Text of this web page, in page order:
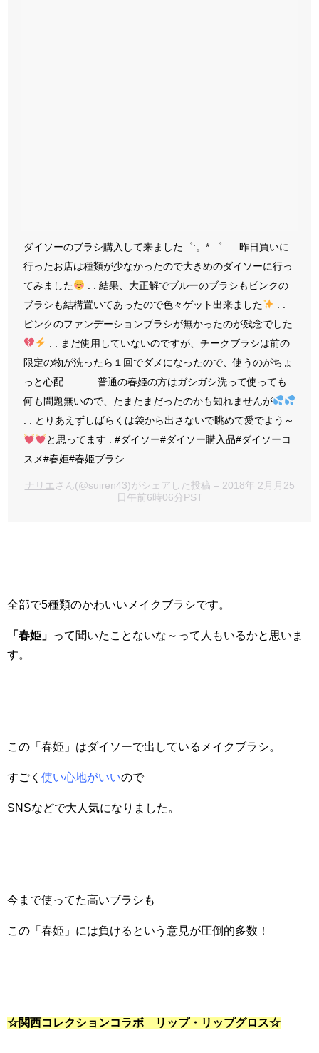
ダイソーのブラシ購入して来ました゜:。* ゜. . . 昨日買いに
行ったお店は種類が少なかったので大きめのダイソーに行っ
てみました
. . 結果、大正解でブルーのブラシもピンクの
ブラシも結構置いてあったので色々ゲット出来ました
ピンクのファンデーションブラシが無かったのが残念でした
. . まだ使用していないのですが、チークブラシは前の
限定の物が洗ったら１回でダメになったので、使うのがちょ
っと心配…… . . 普通の春姫の方はガシガシ洗って使っても
何も問題無いので、たまたまだったのかも知れませんが
. . とりあえずしばらくは袋から出さないで眺めて愛でよう～
と思ってます . #ダイソー#ダイソー購入品#ダイソーコ
スメ#春姫#春姫ブラシ
ナリエ さん(@suiren43)がシェアした投稿 – 2018年 2月月25
日午前6時06分PST
全部で5種類のかわいいメイクブラシです。
「春姫」 って聞いたことないな～って人もいるかと思いま
す。
この「春姫」はダイソーで出しているメイクブラシ。
すごく 使い心地がいいので
SNSなどで大人気になりました。
今まで使ってた高いブラシも
この「春姫」には負けるという意見が圧倒的多数！
☆関西コレクションコラボ リップ・リップグロス☆